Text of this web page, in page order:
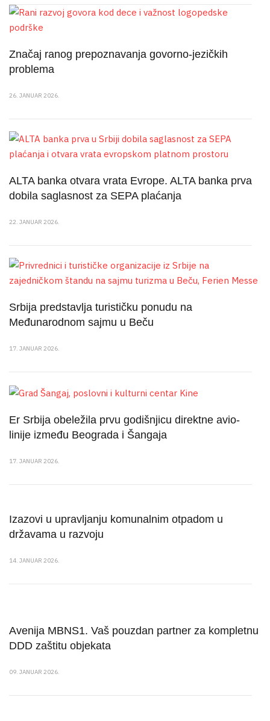
Značaj ranog prepoznavanja govorno-jezičkih
problema
26. JANUAR 2026.
ALTA banka otvara vrata Evrope. ALTA banka prva
dobila saglasnost za SEPA plaćanja
22. JANUAR 2026.
Srbija predstavlja turističku ponudu na
Međunarodnom sajmu u Beču
17. JANUAR 2026.
Er Srbija obeležila prvu godišnjicu direktne avio-
linije između Beograda i Šangaja
17. JANUAR 2026.
Izazovi u upravljanju komunalnim otpadom u
državama u razvoju
14. JANUAR 2026.
Avenija MBNS1. Vaš pouzdan partner za kompletnu
DDD zaštitu objekata
09. JANUAR 2026.